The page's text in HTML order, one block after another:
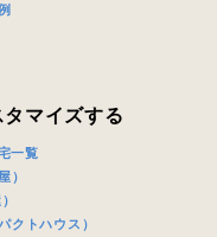
マイズする
一覧
）
クトハウス）